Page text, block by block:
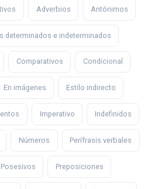
Adverbios Antónimos
determinados e indeterminados
Comparativos Condicional
En imágenes Estilo indirecto
Imperativo Indefinidos
Números Perífrasis verbales
Posesivos Preposiciones